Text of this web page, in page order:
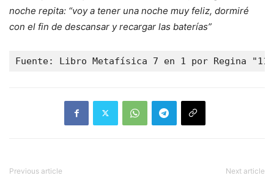
noche repita: “voy a tener una noche muy feliz, dormiré
con el fin de descansar y recargar las baterías”
Fuente: Libro Metafísica 7 en 1 por Regina "11"
Previous article Next article